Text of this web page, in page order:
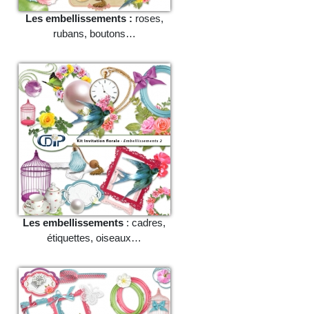
Les embellissements : roses,
rubans, boutons…
Les embellissements : cadres,
étiquettes, oiseaux…